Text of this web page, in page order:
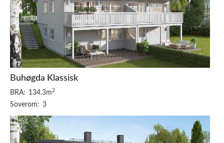
Buhøgda Klassisk
BRA: 134.3m 2
Soverom: 3